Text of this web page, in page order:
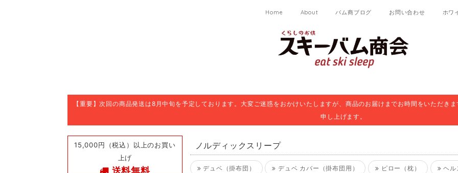
Home About バム商ブログ お問い合わせ ホワ
【重要】次回の商品発送は8月中旬を予定しております。大変ご迷惑をおかけいたしますが、商品のお届けまでお時間をいただき
申し上げます。
15,000円（税込）以上のお買い
上げ
送料無料
ノルディックスリープ
デュベ（掛布団） デュベ カバー（掛布団用） ピロー（枕） ヘル